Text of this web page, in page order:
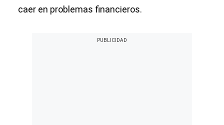
caer en problemas financieros.